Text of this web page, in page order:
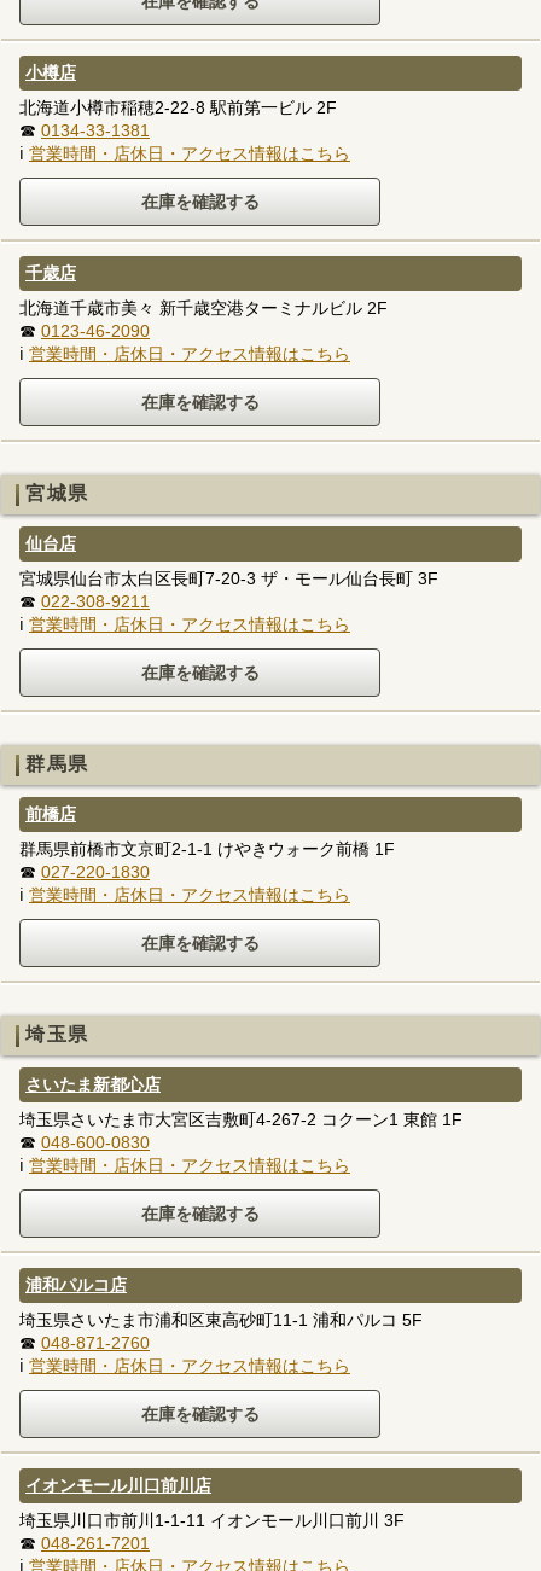
小樽店
北海道小樽市稲穂2-22-8 駅前第一ビル 2F
☎ 0134-33-1381
ℹ 営業時間・店休日・アクセス情報はこちら
千歳店
北海道千歳市美々 新千歳空港ターミナルビル 2F
☎ 0123-46-2090
ℹ 営業時間・店休日・アクセス情報はこちら
宮城県
仙台店
宮城県仙台市太白区長町7-20-3 ザ・モール仙台長町 3F
☎ 022-308-9211
ℹ 営業時間・店休日・アクセス情報はこちら
群馬県
前橋店
群馬県前橋市文京町2-1-1 けやきウォーク前橋 1F
☎ 027-220-1830
ℹ 営業時間・店休日・アクセス情報はこちら
埼玉県
さいたま新都心店
埼玉県さいたま市大宮区吉敷町4-267-2 コクーン1 東館 1F
☎ 048-600-0830
ℹ 営業時間・店休日・アクセス情報はこちら
浦和パルコ店
埼玉県さいたま市浦和区東高砂町11-1 浦和パルコ 5F
☎ 048-871-2760
ℹ 営業時間・店休日・アクセス情報はこちら
イオンモール川口前川店
埼玉県川口市前川1-1-11 イオンモール川口前川 3F
☎ 048-261-7201
ℹ 営業時間・店休日・アクセス情報はこちら